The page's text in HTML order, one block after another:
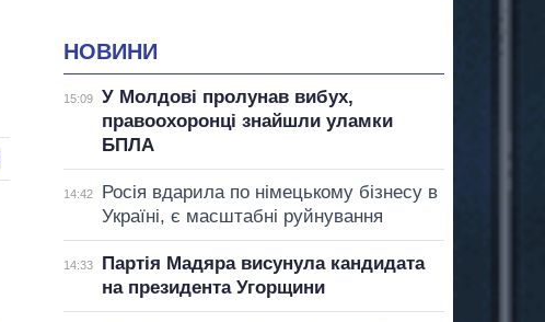
НОВИНИ
15:09
У Молдові пролунав вибух,
правоохоронці знайшли уламки
БПЛА
14:42
Росія вдарила по німецькому бізнесу в
Україні, є масштабні руйнування
14:33
Партія Мадяра висунула кандидата
на президента Угорщини